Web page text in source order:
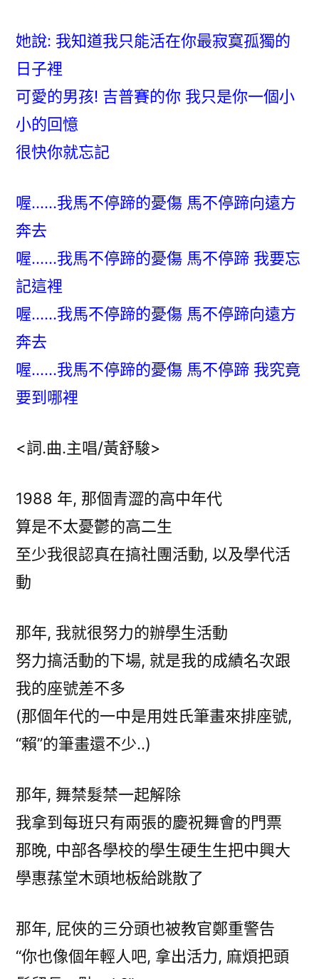
她說: 我知道我只能活在你最寂寞孤獨的
日子裡
可愛的男孩! 吉普賽的你 我只是你一個小
小的回憶
很快你就忘記
喔……我馬不停蹄的憂傷 馬不停蹄向遠方
奔去
喔……我馬不停蹄的憂傷 馬不停蹄 我要忘
記這裡
喔……我馬不停蹄的憂傷 馬不停蹄向遠方
奔去
喔……我馬不停蹄的憂傷 馬不停蹄 我究竟
要到哪裡
<詞.曲.主唱/黃舒駿>
1988 年, 那個青澀的高中年代
算是不太憂鬱的高二生
至少我很認真在搞社團活動, 以及學代活
動
那年, 我就很努力的辦學生活動
努力搞活動的下場, 就是我的成績名次跟
我的座號差不多
(那個年代的一中是用姓氏筆畫來排座號,
“賴”的筆畫還不少..)
那年, 舞禁髮禁一起解除
我拿到每班只有兩張的慶祝舞會的門票
那晚, 中部各學校的學生硬生生把中興大
學惠蓀堂木頭地板給跳散了
那年, 屁俠的三分頭也被教官鄭重警告
“你也像個年輕人吧, 拿出活力, 麻煩把頭